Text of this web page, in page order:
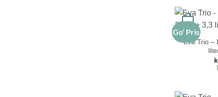
Go' Pris
+
Eva Trio –